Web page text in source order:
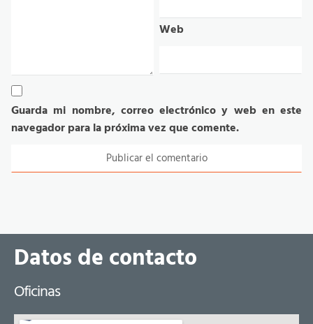
Web
Guarda mi nombre, correo electrónico y web en este
navegador para la próxima vez que comente.
Datos de contacto
Oficinas